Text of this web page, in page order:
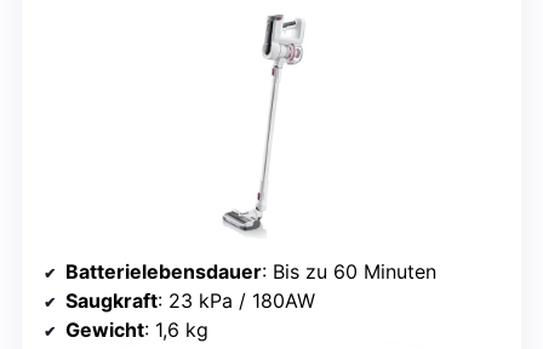
Batterielebensdauer: Bis zu 60 Minuten
Saugkraft: 23 kPa / 180AW
Gewicht: 1,6 kg